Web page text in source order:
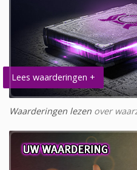
Lees waarderingen +
Waarderingen lezen over